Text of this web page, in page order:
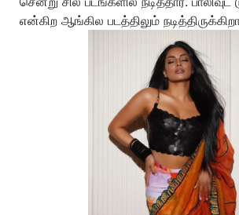
என்கிற ஆங்கில படத்திலும்